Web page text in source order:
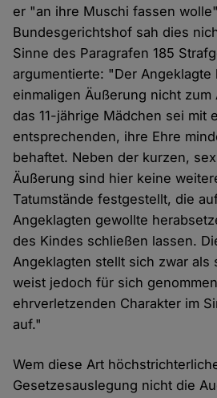
er "an ihre Muschi fassen
Bundesgerichtshof sah dies
Sinne des Paragrafen 185
argumentierte: "Der Angeklagte
einmaligen Äußerung nicht
das 11-jährige Mädchen sei mit
entsprechenden, ihre Ehre
behaftet. Neben der kurzen,
Äußerung sind hier keine
Tatumstände festgestellt, die
Angeklagten gewollte
des Kindes schließen lassen.
Angeklagten stellt sich zwar als
weist jedoch für sich
ehrverletzenden Charakter im
auf."
Wem diese Art
Gesetzesauslegung nicht die